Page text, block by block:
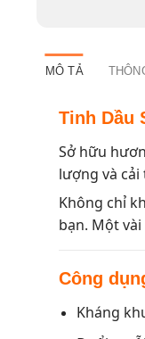
MÔ TẢ
Tinh Dầu
Sở hữu
lượng và
Không chỉ
bạn. Một
Công
Kháng